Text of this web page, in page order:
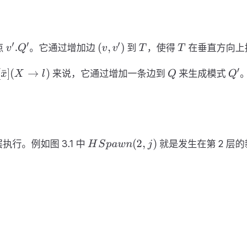
v'.Q'
v′.Q′。它通过增加边 (
v'
(v, v′) 到T
T ，使得T
T在垂直方向上
[x
ˉ](X → l) 来说，它通过增加一条边到 Q
Q 来生成模式 Q'
Q′
执行。例如图 3.1 中HSpawn
H Spawn(2, j) 就是发生在第 2 层的